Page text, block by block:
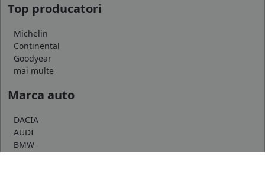
Top producatori
Michelin
Continental
Goodyear
mai multe
Marca auto
DACIA
AUDI
BMW